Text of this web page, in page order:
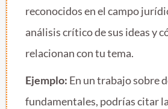
reconocidos en el campo
análisis crítico de sus ideas y
relacionan con tu tema.
Ejemplo: En un trabajo sobre
fundamentales, podrías citar